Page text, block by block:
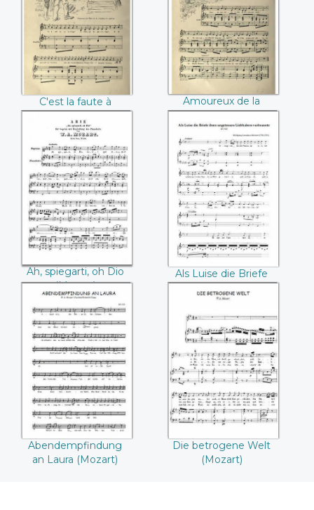
Papineau
C'est la faute à
Papineau
jardinière
Amoureux de la
jardinière
Ah, spiegarti, oh Dio
(Mozart)
Ah, spiegarti, oh Dio
(Mozart)
Als Luise die Briefe
ihres ungetreuen
Liebhabers
verbrannte
(Mozart)
Als Luise die Briefe
ihres ungetreuen
Liebhabers
verbrannte (Mozart)
Abendempfindung
an Laura (Mozart)
Abendempfindung
an Laura (Mozart)
Die betrogene
Welt (Mozart)
Die betrogene Welt
(Mozart)